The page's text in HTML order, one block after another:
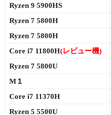
Ryzen 9 5900HS
Ryzen 7 5800H
Ryzen 7 5800H
Core i7 11800H(レビュー機)
Ryzen 7 5800U
M１
Core i7 11370H
Ryzen 5 5500U